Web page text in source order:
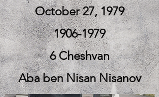
October 27, 1979
1906-1979
6 Cheshvan
Aba ben Nisan Nisanov